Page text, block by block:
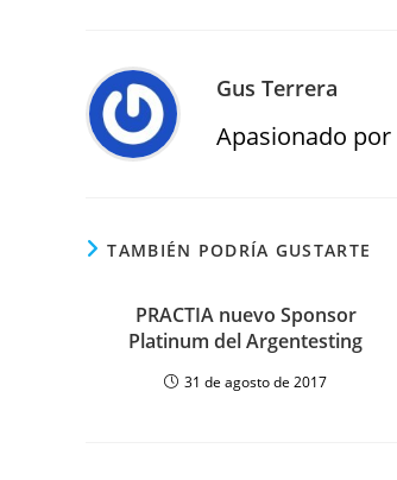
Gus Terrera
Apasionado por
TAMBIÉN PODRÍA GUSTARTE
PRACTIA nuevo Sponsor
Platinum del Argentesting
31 de agosto de 2017